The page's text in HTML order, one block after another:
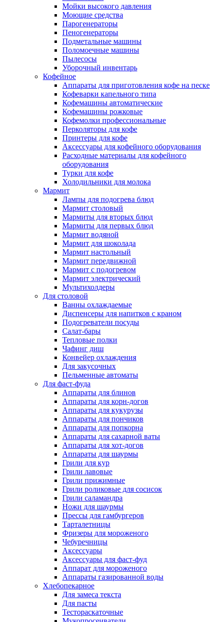
Мойки высокого давления
Моющие средства
Парогенераторы
Пеногенераторы
Подметальные машины
Поломоечные машины
Пылесосы
Уборочный инвентарь
Кофейное
Аппараты для приготовления кофе на песке
Кофеварки капельного типа
Кофемашины автоматические
Кофемашины рожковые
Кофемолки профессиональные
Перколяторы для кофе
Принтеры для кофе
Аксессуары для кофейного оборудования
Расходные материалы для кофейного
оборудования
Турки для кофе
Холодильники для молока
Мармит
Лампы для подогрева блюд
Мармит столовый
Мармиты для вторых блюд
Мармиты для первых блюд
Мармит водяной
Мармит для шоколада
Мармит настольный
Мармит передвижной
Мармит с подогревом
Мармит электрический
Мультихолдеры
Для столовой
Ванны охлаждаемые
Диспенсеры для напитков с краном
Подогреватели посуды
Салат-бары
Тепловые полки
Чафинг диш
Конвейер охлаждения
Для закусочных
Пельменные автоматы
Для фаст-фуда
Аппараты для блинов
Аппараты для корн-догов
Аппараты для кукурузы
Аппараты для пончиков
Аппараты для попкорна
Аппараты для сахарной ваты
Аппараты для хот-догов
Аппараты для шаурмы
Грили для кур
Грили лавовые
Грили прижимные
Грили роликовые для сосисок
Грили саламандра
Ножи для шаурмы
Прессы для гамбургеров
Тарталетницы
Фризеры для мороженого
Чебуречницы
Аксессуары
Аксессуары для фаст-фуд
Аппарат для мороженого
Аппараты газированной воды
Хлебопекарное
Для замеса текста
Для пасты
Тестораскаточные